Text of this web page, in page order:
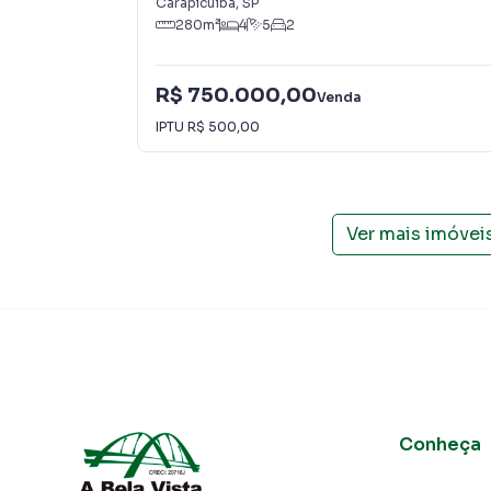
280m² 4 5 2
R$ 750.000,00Venda
IPTU R$ 500,00
Ver mais
Conheça